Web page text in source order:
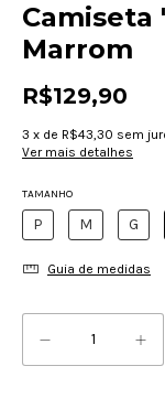
Camiseta
Marrom
R$129,90
3 x de R$43,30 sem
Ver mais detalhes
TAMANHO
P M G
Guia de medidas